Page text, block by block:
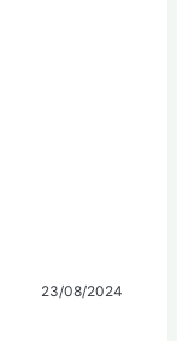
23/08/2024